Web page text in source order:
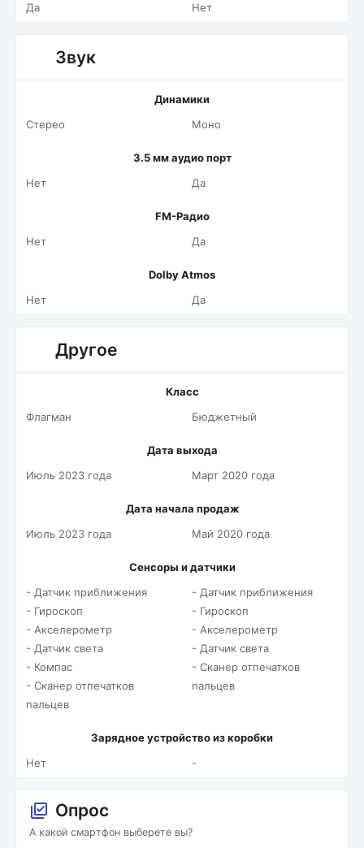
Да
Нет
Звук
Динамики
Стерео
Моно
3.5 мм аудио порт
Нет
Да
FM-Радио
Нет
Да
Dolby Atmos
Нет
Да
Другое
Класс
Флагман
Бюджетный
Дата выхода
Июль 2023 года
Март 2020 года
Дата начала продаж
Июль 2023 года
Май 2020 года
Сенсоры и датчики
- Датчик приближения
- Гироскоп
- Акселерометр
- Датчик света
- Компас
- Сканер отпечатков
пальцев
- Датчик приближения
- Гироскоп
- Акселерометр
- Датчик света
- Сканер отпечатков
пальцев
Зарядное устройство из коробки
Нет
-
Опрос
А какой смартфон выберете вы?